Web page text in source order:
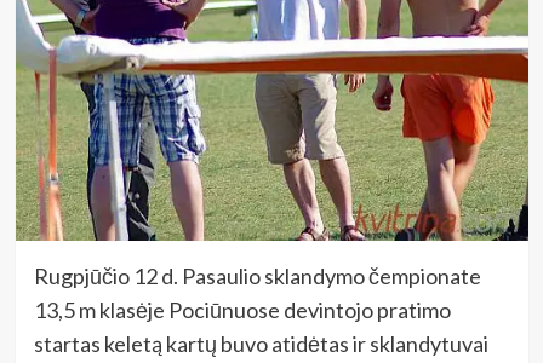
Rugpjūčio 12 d. Pasaulio sklandymo čempionate
13,5 m klasėje Pociūnuose devintojo pratimo
startas keletą kartų buvo atidėtas ir sklandytuvai